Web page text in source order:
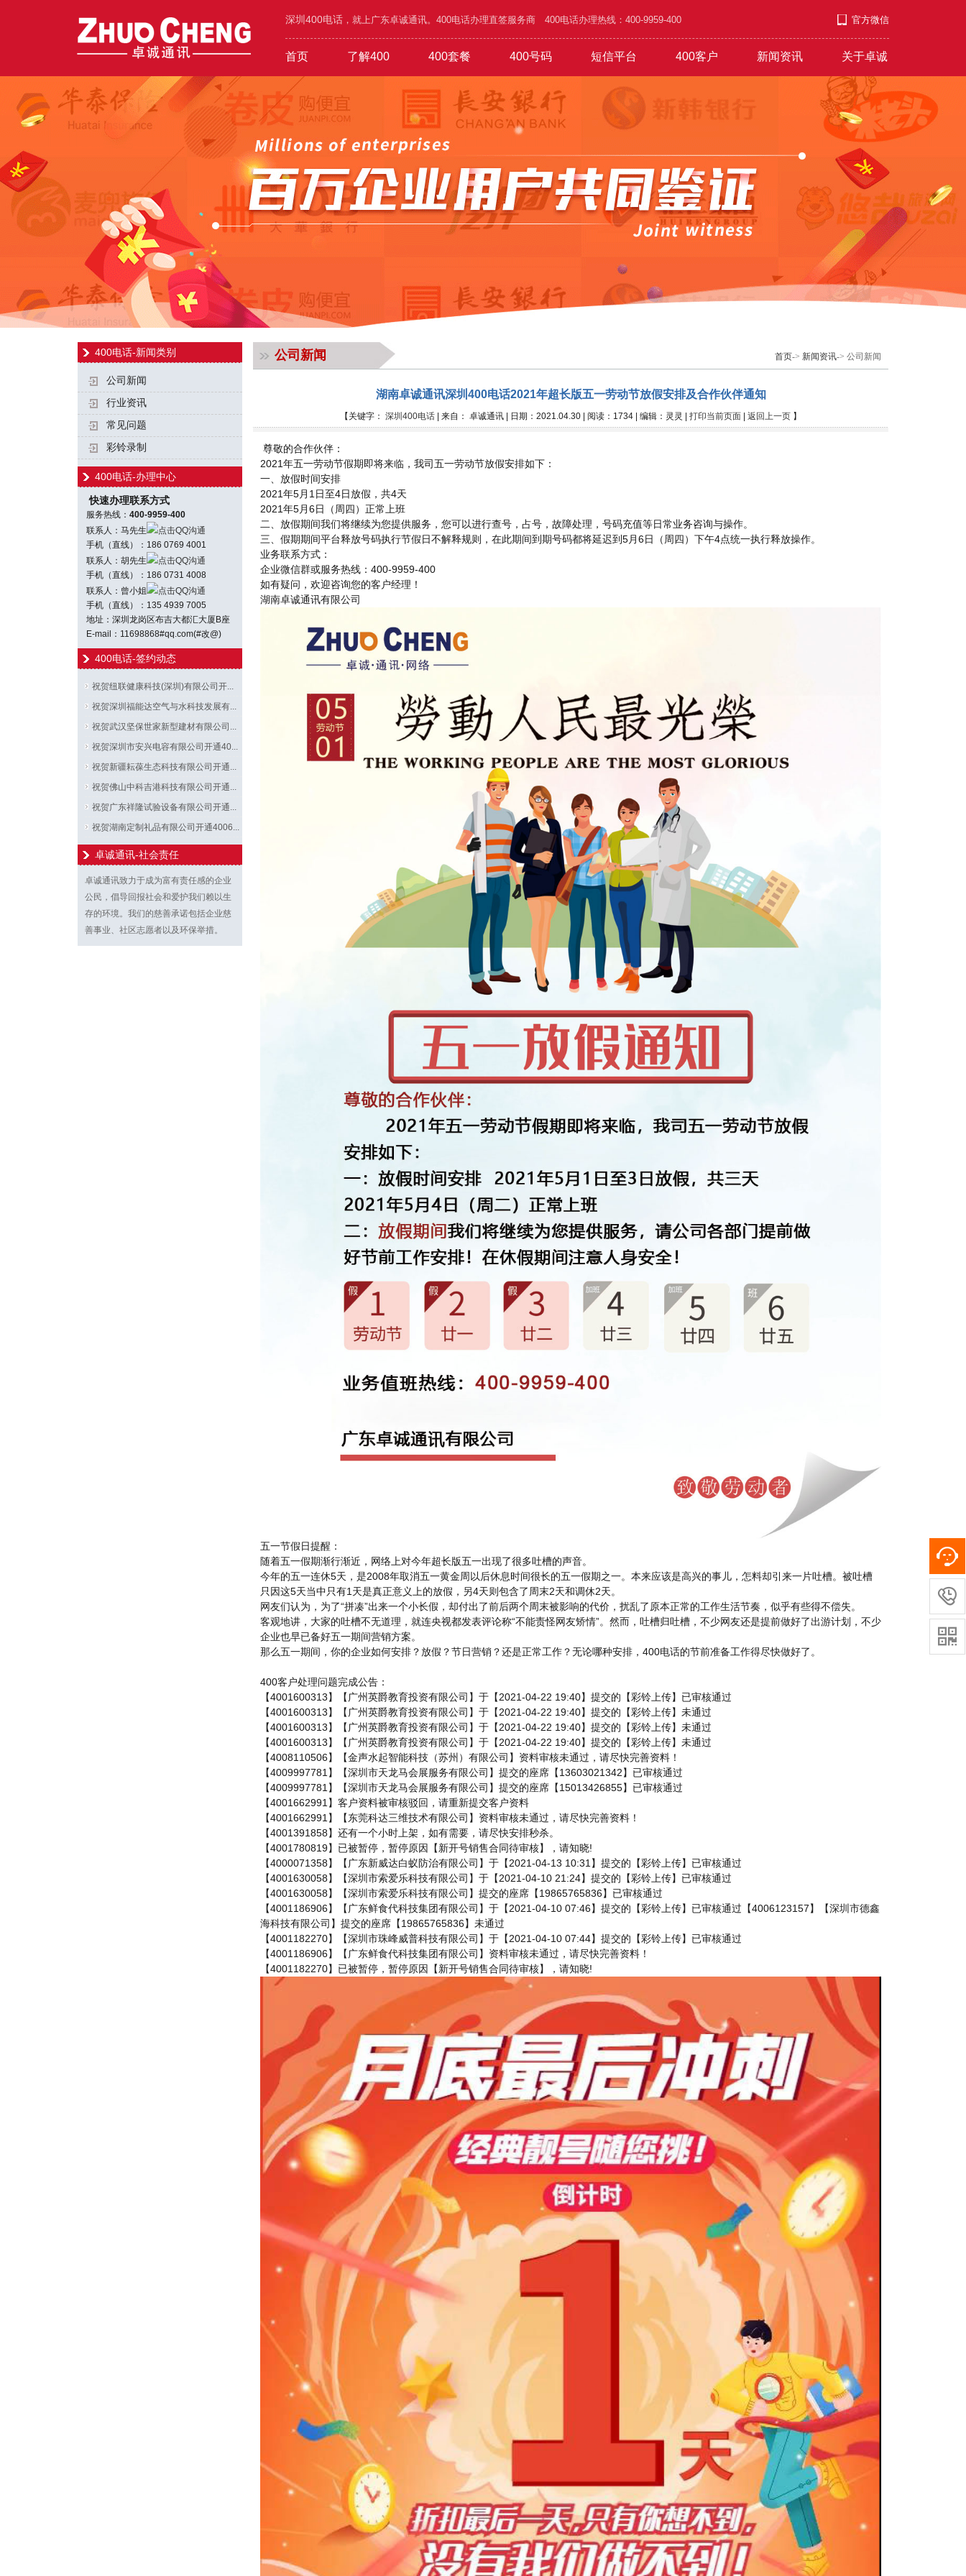
深圳400电话 ，就上广东卓诚通讯。400电话办理直签服务商 400电话办理热线：400-9959-400 官方微信
首页 了解400
400价值 400功能 办理攻略 1010号码
400套餐
600元年套餐 1800元年套餐 4500元年套餐 6.8万元年套餐
400号码
吉祥靓号 城市区号 行业谐音 普通易记
短信平台
验证短信 通知短信
400客户
工业/环保/能源 机械/设备/五金 广告/设计/装饰 网络/通讯/科技 家具/家私/家电 旅游/教育/医药 文艺/媒体/策划
新闻资讯
彩铃录制
关于卓诚
公司简介 联系方式
400电话-新闻类别
公司新闻
行业资讯
常见问题
彩铃录制
400电话-办理中心
快速办理联系方式
服务热线： 400-9959-400
联系人：马先生
点击QQ沟通
手机（直线）：186 0769 4001
联系人：胡先生
点击QQ沟通
手机（直线）：186 0731 4008
联系人：曾小姐
点击QQ沟通
手机（直线）：135 4939 7005
地址：深圳龙岗区布吉大都汇大厦B座
E-mail：11698868#qq.com(#改@)
400电话-签约动态
祝贺纽联健康科技(深圳)有限公司开...
祝贺深圳福能达空气与水科技发展有...
祝贺武汉坚保世家新型建材有限公司...
祝贺深圳市安兴电容有限公司开通40...
祝贺新疆耘葆生态科技有限公司开通...
祝贺佛山中科吉港科技有限公司开通...
祝贺广东祥隆试验设备有限公司开通...
祝贺湖南定制礼品有限公司开通4006...
卓诚通讯-社会责任
卓诚通讯致力于成为富有责任感的企业
公民，倡导回报社会和爱护我们赖以生
存的环境。我们的慈善承诺包括企业慈
善事业、社区志愿者以及环保举措。
公司新闻 首页-> 新闻资讯-> 公司新闻
湖南卓诚通讯深圳400电话2021年超长版五一劳动节放假安排及合作伙伴通知
【关键字： 深圳400电话 | 来自： 卓诚通讯 | 日期：2021.04.30 | 阅读：1734 | 编辑：灵灵 | 打印当前页面 返回上一页 】
尊敬的合作伙伴：
2021年五一劳动节假期即将来临，我司五一劳动节放假安排如下：
一、放假时间安排
2021年5月1日至4日放假，共4天
2021年5月6日（周四）正常上班
二、放假期间我们将继续为您提供服务，您可以进行查号，占号，故障处理，号码充值等日常业务咨询与操作。
三、假期期间平台释放号码执行节假日不解释规则，在此期间到期号码都将延迟到5月6日（周四）下午4点统一执行释放操作。
业务联系方式：
企业微信群或服务热线：400-9959-400
如有疑问，欢迎咨询您的客户经理！
湖南卓诚通讯有限公司
五一节假日提醒：
随着五一假期渐行渐近，网络上对今年超长版五一出现了很多吐槽的声音。
今年的五一连休5天，是2008年取消五一黄金周以后休息时间很长的五一假期之一。本来应该是高兴的事儿，怎料却引来一片吐槽。被吐槽
只因这5天当中只有1天是真正意义上的放假，另4天则包含了周末2天和调休2天。
网友们认为，为了“拼凑”出来一个小长假，却付出了前后两个周末被影响的代价，扰乱了原本正常的工作生活节奏，似乎有些得不偿失。
客观地讲，大家的吐槽不无道理，就连央视都发表评论称“不能责怪网友矫情”。然而，吐槽归吐槽，不少网友还是提前做好了出游计划，不少
企业也早已备好五一期间营销方案。
那么五一期间，你的企业如何安排？放假？节日营销？还是正常工作？无论哪种安排，400电话的节前准备工作得尽快做好了。
400客户处理问题完成公告：
【4001600313】【广州英爵教育投资有限公司】于【2021-04-22 19:40】提交的【彩铃上传】已审核通过
【4001600313】【广州英爵教育投资有限公司】于【2021-04-22 19:40】提交的【彩铃上传】未通过
【4001600313】【广州英爵教育投资有限公司】于【2021-04-22 19:40】提交的【彩铃上传】未通过
【4001600313】【广州英爵教育投资有限公司】于【2021-04-22 19:40】提交的【彩铃上传】未通过
【4008110506】【金声水起智能科技（苏州）有限公司】资料审核未通过，请尽快完善资料！
【4009997781】【深圳市天龙马会展服务有限公司】提交的座席【13603021342】已审核通过
【4009997781】【深圳市天龙马会展服务有限公司】提交的座席【15013426855】已审核通过
【4001662991】客户资料被审核驳回，请重新提交客户资料
【4001662991】【东莞科达三维技术有限公司】资料审核未通过，请尽快完善资料！
【4001391858】还有一个小时上架，如有需要，请尽快安排秒杀。
【4001780819】已被暂停，暂停原因【新开号销售合同待审核】，请知晓!
【4000071358】【广东新威达白蚁防治有限公司】于【2021-04-13 10:31】提交的【彩铃上传】已审核通过
【4001630058】【深圳市索爱乐科技有限公司】于【2021-04-10 21:24】提交的【彩铃上传】已审核通过
【4001630058】【深圳市索爱乐科技有限公司】提交的座席【19865765836】已审核通过
【4001186906】【广东鲜食代科技集团有限公司】于【2021-04-10 07:46】提交的【彩铃上传】已审核通过【4006123157】【深圳市德鑫
海科技有限公司】提交的座席【19865765836】未通过
【4001182270】【深圳市珠峰威普科技有限公司】于【2021-04-10 07:44】提交的【彩铃上传】已审核通过
【4001186906】【广东鲜食代科技集团有限公司】资料审核未通过，请尽快完善资料！
【4001182270】已被暂停，暂停原因【新开号销售合同待审核】，请知晓!

